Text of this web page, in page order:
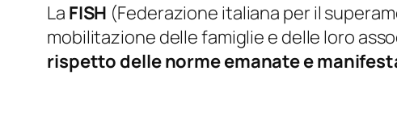
La FISH (Federazione italiana per il
mobilitazione delle famiglie e delle loro
rispetto delle norme emanate e